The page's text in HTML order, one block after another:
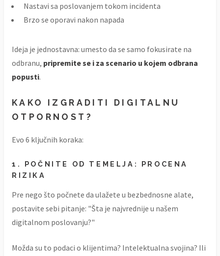
Nastavi sa poslovanjem tokom incidenta
Brzo se oporavi nakon napada
Ideja je jednostavna: umesto da se samo fokusirate na
odbranu, pripremite se i za scenario u kojem odbrana
popusti.
KAKO IZGRADITI DIGITALNU
OTPORNOST?
Evo 6 ključnih koraka:
1. POČNITE OD TEMELJA: PROCENA
RIZIKA
Pre nego što počnete da ulažete u bezbednosne alate,
postavite sebi pitanje: "Šta je najvrednije u našem
digitalnom poslovanju?"
Možda su to podaci o klijentima? Intelektualna svojina? Ili